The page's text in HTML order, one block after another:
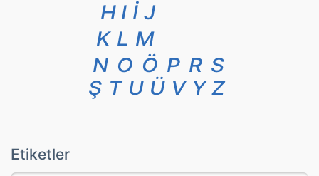
H I İ J
K L M
N O Ö P R S
Ş T U Ü V Y Z
Etiketler